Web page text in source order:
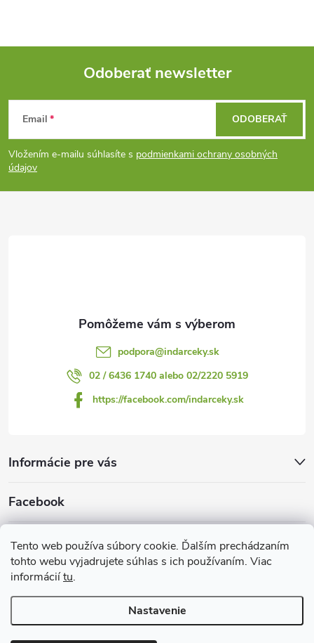
Tento web používa súbory cookie. Ďalším prechádzaním
tohto webu vyjadrujete súhlas s ich používaním. Viac
informáciítu.
Nastavenie
Z
á
p
Odoberať newsletter
Email
Vložením e-mailu súhlasíte s podmienkami ochrany osobných
údajov
ODOBERAŤ
podpora@indarceky.sk
02 / 6436 1740 alebo 02/2220 5919
https://facebook.com/indarceky.sk
Informácie pre vás
Facebook
Prijímame online platby
Copyright 2026Indarčeky.sk. Všetky práva vyhradené.Upraviť